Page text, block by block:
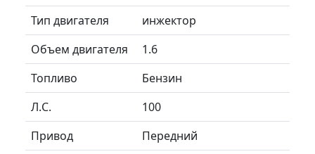
Тип двигателя
инжектор
Объем двигателя
1.6
Топливо
Бензин
Л.C.
100
Привод
Передний